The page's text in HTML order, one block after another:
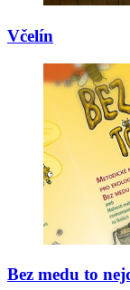
Včelín
Bez medu to